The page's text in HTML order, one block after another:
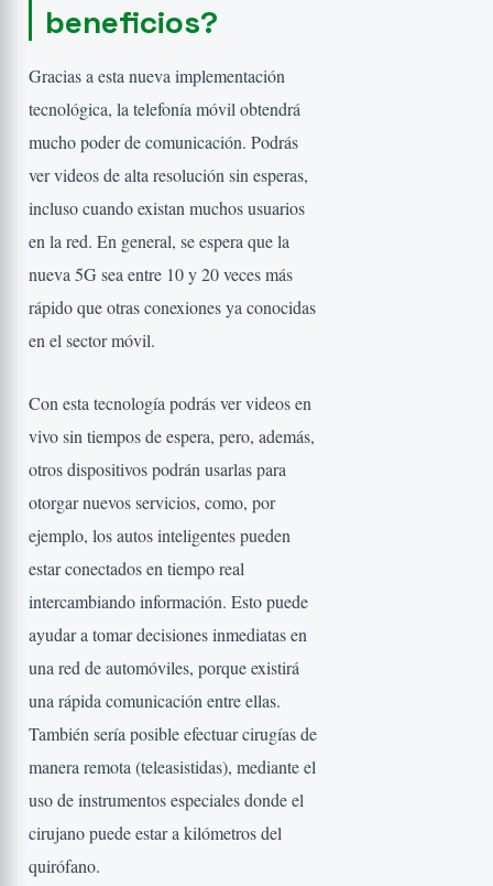
beneficios?
Gracias a esta nueva implementación
tecnológica, la telefonía móvil obtendrá
mucho poder de comunicación. Podrás
ver videos de alta resolución sin esperas,
incluso cuando existan muchos usuarios
en la red. En general, se espera que la
nueva 5G sea entre 10 y 20 veces más
rápido que otras conexiones ya conocidas
en el sector móvil.
Con esta tecnología podrás ver videos en
vivo sin tiempos de espera, pero, además,
otros dispositivos podrán usarlas para
otorgar nuevos servicios, como, por
ejemplo, los autos inteligentes pueden
estar conectados en tiempo real
intercambiando información. Esto puede
ayudar a tomar decisiones inmediatas en
una red de automóviles, porque existirá
una rápida comunicación entre ellas.
También sería posible efectuar cirugías de
manera remota (teleasistidas), mediante el
uso de instrumentos especiales donde el
cirujano puede estar a kilómetros del
quirófano.